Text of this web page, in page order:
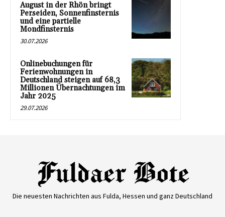
August in der Rhön bringt
Perseiden, Sonnenfinsternis
und eine partielle
Mondfinsternis
30.07.2026
Onlinebuchungen für
Ferienwohnungen in
Deutschland steigen auf 68,3
Millionen Übernachtungen im
Jahr 2025
29.07.2026
Die neuesten Nachrichten aus Fulda, Hessen und ganz Deutschland